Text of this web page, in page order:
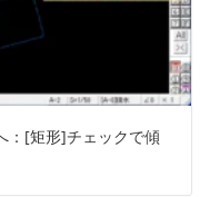
：[矩形]チェックで傾